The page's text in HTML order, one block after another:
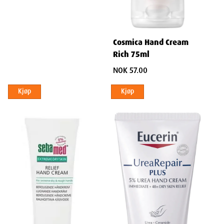
Hovedfordeler med CeraVe Reparative Hand Cream
Gjenoppretter Ekstremt Tørr og Skadet Hud
Dyptvirkende fuktighet som gir umiddelbar lindring til tørre
og sprukne hender.
Reduserer flassing og sprukken hud effektivt.
Holder hendene hydrert i timevis, og forhindrer ytterligere
uttørking.
Opprettholder hudens fuktighetsnivå gjennom dagen.
Styrker Hudens Barrierefunksjon
Kjøp
Cosmica Hand Cream
Rich 75ml
NOK 57.00
Kjøp